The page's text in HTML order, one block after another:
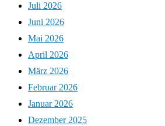
Juli 2026
Juni 2026
Mai 2026
April 2026
März 2026
Februar 2026
Januar 2026
Dezember 2025